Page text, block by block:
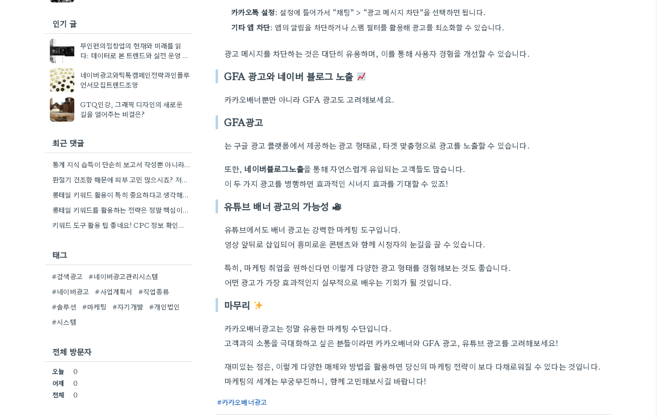
카카오톡 설정: 설정에 들어가서 “채팅” > “광고 메시지 차단”을 선택하면 됩니다.
기타 앱 차단: 앱의 알림을 차단하거나 스팸 필터를 활용해 광고를 최소화할 수 있습니다.
광고 메시지를 차단하는 것은 대단히 유용하며, 이를 통해 사용자 경험을 개선할 수 있습니다.
GFA 광고와 네이버 블로그 노출
카카오배너뿐만 아니라 GFA 광고도 고려해보세요.
GFA광고
는 구글 광고 플랫폼에서 제공하는 광고 형태로, 타겟 맞춤형으로 광고를 노출할 수 있습니다.
또한, 네이버블로그노출을 통해 자연스럽게 유입되는 고객들도 많습니다.
이 두 가지 광고를 병행하면 효과적인 시너지 효과를 기대할 수 있죠!
유튜브 배너 광고의 가능성
유튜브에서도 배너 광고는 강력한 마케팅 도구입니다.
영상 앞뒤로 삽입되어 흥미로운 콘텐츠와 함께 시청자의 눈길을 끌 수 있습니다.
특히, 마케팅 취업을 원하신다면 이렇게 다양한 광고 형태를 경험해보는 것도 좋습니다.
어떤 광고가 가장 효과적인지 실무적으로 배우는 기회가 될 것입니다.
마무리
카카오배너광고는 정말 유용한 마케팅 수단입니다.
고객과의 소통을 극대화하고 싶은 분들이라면 카카오배너와 GFA 광고, 유튜브 광고를 고려해보세요!
재미있는 점은, 이렇게 다양한 매체와 방법을 활용하면 당신의 마케팅 전략이 보다 다채로워질 수 있다는 것입니다.
마케팅의 세계는 무궁무진하니, 함께 고민해보시길 바랍니다!
카카오배너광고
인기 글
무인편의점창업의 현재와 미래를 읽
다: 데이터로 본 트렌드와 실전 운영 가
네이버광고와틱톡캠페인전략과인플루
언서모집트렌드조망
GTQ인강, 그래픽 디자인의 새로운
길을 열어주는 비결은?
최근 댓글
통계 지식 습득이 단순히 보고서 작성뿐 아니라, 캠페인 성과 측정에도 도움이 된다니 흥미롭네요.
환절기 건조함 때문에 피부 고민 많으시죠? 저도 평소에 수분 관리 신경 쓰느라 시간 오래 뺏깁니다.
롱테일 키워드 활용이 특히 중요하다고 생각해요. 제가 비슷한 경험을 할 때, 너무 일반적인 키워드에 집중했더니…
롱테일 키워드를 활용하는 전략은 정말 핵심이네요. 저도 이전에는 너무 넓은 범위의 키워드에 집중해서 예산을 낭비했던…
키워드 도구 활용 팁 좋네요! CPC 정보 확인하면서 예산 짜는 게 정말 중요할 것 같아요.
태그
#검색광고
#네이버광고관리시스템
#네이버광고
#사업계획서
#직업종류
#솔루션
#마케팅 #자기개발
#개인법인
#시스템
전체 방문자
오늘
0
어제
0
전체
0